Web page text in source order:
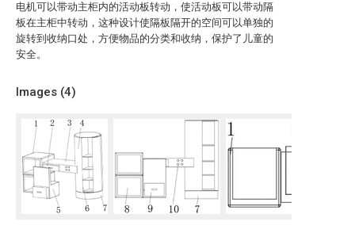
电机可以带动主柜内的活动板转动，使活动板可以带动隔
板在主柜中转动，这种设计使隔板隔开的空间可以单独的
旋转到收纳口处，方便物品的分类和收纳，保护了儿童的
安全。
Images (4)